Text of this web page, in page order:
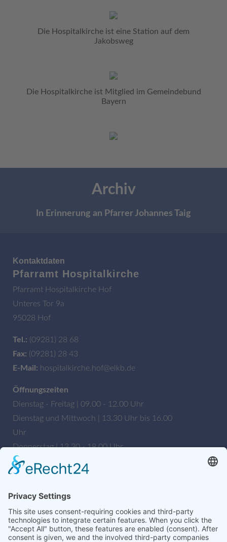
Die Hospitalkirche ist eine Station auf dem
Jakobsweg
Die Hospitalkirche ist Mitglied im Gemeindebund
Bayern
Archiv
In Erinnerung an Pfarrer Johannes Taig
Kontaktdaten
Pfarramt Hospitalkirche
Pfarramt Hospitalkirche Hof
Unteres Tor 9a
95028 Hof
Tel.: (09281) 28 68
Fax: (09281) 28 43
E-Mail: hospitalkirche.hof@elkb.de
Öffnungszeiten
Dienstag - Freitag | 09.00 - 12.00 Uhr
Dienstag und Mittwoch | 13.30 Uhr bis 16.00
Uhr
Donnerstag | 13.30 - 18.00 Uhr
Bankverbindung
IBAN: DE27 7805 0000 0222 1672 56
BIC: BYLADEM1HOF
Wir sind auch auf Facebook!